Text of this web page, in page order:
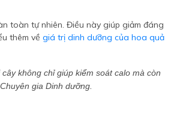
toàn tự nhiên. Điều này giúp giảm đáng
thêm về giá trị dinh dưỡng của hoa quả
không chỉ giúp kiểm soát calo mà còn
gia Dinh dưỡng.